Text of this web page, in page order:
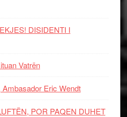
DISIDENTI I
Vatrën
Eric Wendt
POR PAQEN DUHET